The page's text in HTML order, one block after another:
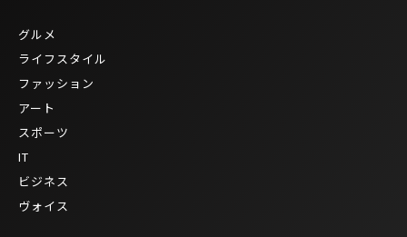
グルメ
ライフスタイル
ファッション
アート
スポーツ
IT
ビジネス
ヴォイス